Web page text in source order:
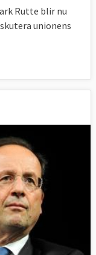
Rutte blir nu
unionens